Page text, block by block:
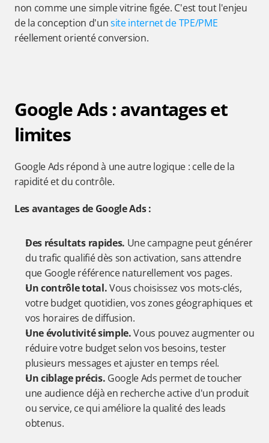
non comme une simple vitrine figée. C'est tout l'enjeu
de la conception d'un site internet de TPE/PME
réellement orienté conversion.
Google Ads : avantages et
limites
Google Ads répond à une autre logique : celle de la
rapidité et du contrôle.
Les avantages de Google Ads :
Des résultats rapides. Une campagne peut générer
du trafic qualifié dès son activation, sans attendre
que Google référence naturellement vos pages.
Un contrôle total. Vous choisissez vos mots-clés,
votre budget quotidien, vos zones géographiques et
vos horaires de diffusion.
Une évolutivité simple. Vous pouvez augmenter ou
réduire votre budget selon vos besoins, tester
plusieurs messages et ajuster en temps réel.
Un ciblage précis. Google Ads permet de toucher
une audience déjà en recherche active d'un produit
ou service, ce qui améliore la qualité des leads
obtenus.